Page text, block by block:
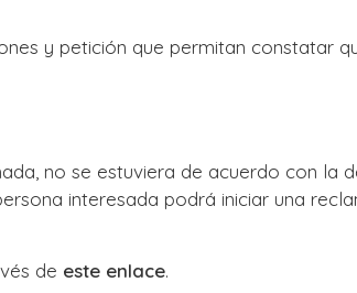
y petición que permitan constatar
no se estuviera de acuerdo con la
interesada podrá iniciar una
de este enlace.